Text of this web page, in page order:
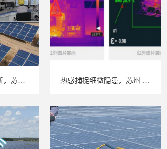
不停机完成效能诊断，苏州 LAILX LX‑PE93 逆变器综合测试仪筑牢光伏电站效能底座 热感捕捉细微隐患，苏州 LAILX LX‑F300 手持红外热成像仪赋能光伏安全运维